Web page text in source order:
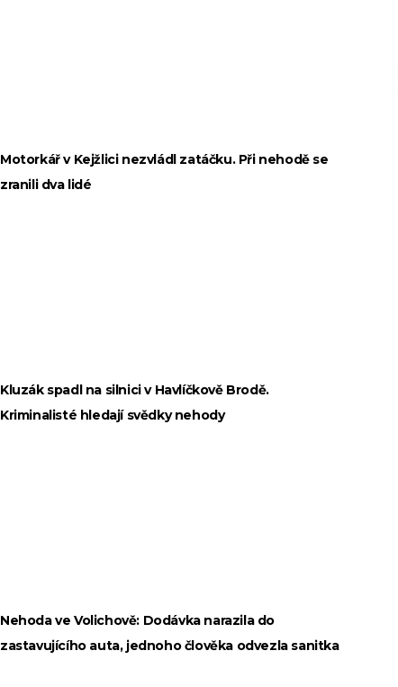
Motorkář v Kejžlici nezvládl zatáčku. Při nehodě se
zranili dva lidé
Kluzák spadl na silnici v Havlíčkově Brodě.
Kriminalisté hledají svědky nehody
Nehoda ve Volichově: Dodávka narazila do
zastavujícího auta, jednoho člověka odvezla sanitka